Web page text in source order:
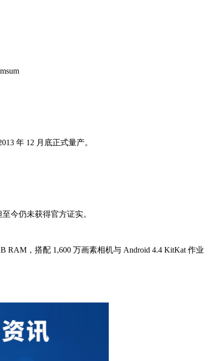
年 12 月底正式量产。
今仍未获得官方证实。
RAM，搭配 1,600 万画素相机与 Android 4.4 KitKat 作业